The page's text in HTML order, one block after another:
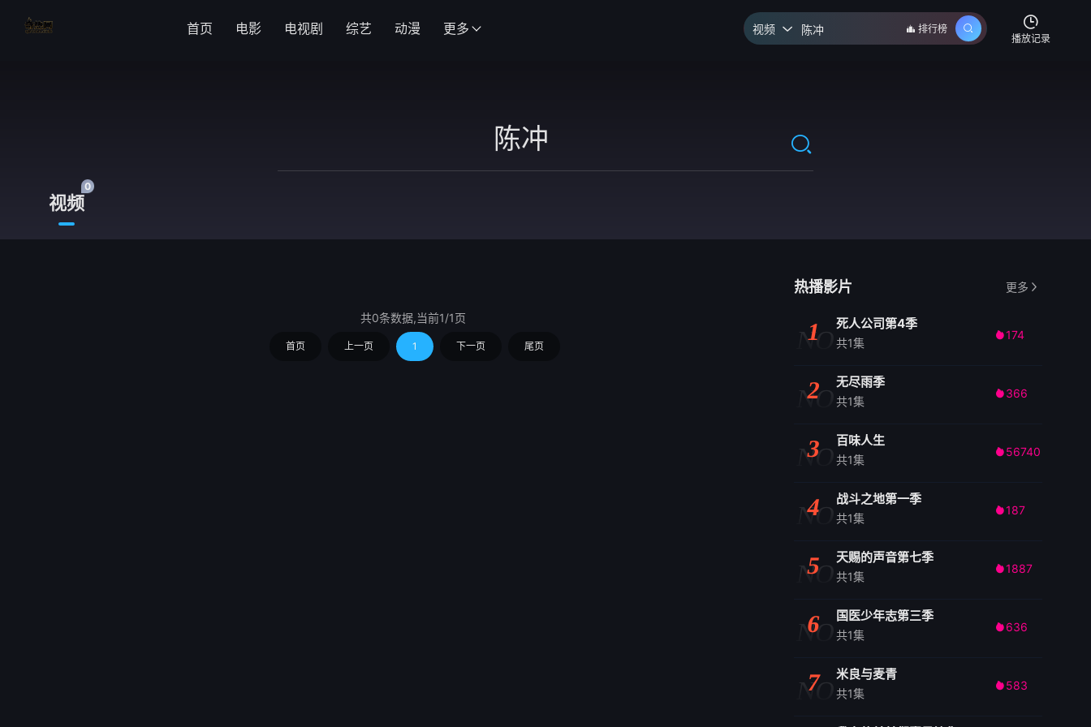
首页 电影 电视剧 综艺 动漫 更多 视频 
排行榜
播放记录
视频
0
共0条数据,当前1/1页
首页 上一页 1 下一页 尾页
热播影片 更多
NO
1 死人公司第4季
共1集
174
NO
2 无尽雨季
共1集
 366
NO
3 百味人生
共1集
 56740
NO
4 战斗之地第一季
共1集
187
NO
5 天赐的声音第七季
共1集
1887
NO
6 国医少年志第三季
共1集
 636
NO
7 米良与麦青
共1集
 583